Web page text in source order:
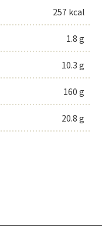
257 kcal
1.8 g
10.3 g
160 g
20.8 g